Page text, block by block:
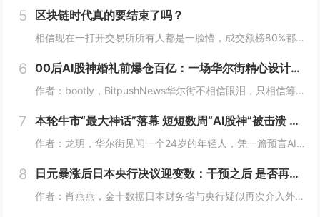
5 区块链时代真的要结束了吗？
相信现在一打开交易所所有人都是一脸懵，成交额榜80%都是美股，前十里就剩个BTC ETH SOL ，涨幅榜直接没了币的身影，清一色美股。这以前可都是山寨币的位置啊! 现在越来越多变成了股票，AI、机器人、航天这些热门股，涨起来一点也不比山...
6 00后AI股神婚礼前爆仓百亿：一场华尔街精心设计的「猎杀」？
作者：bootly，BitpushNews华尔街不相信眼泪，只相信筹码。2026年7月的最后一周，一个00后年轻人用百亿美金的代价，再次验证了这个道理。故事的主角叫Leopold Aschenbrenner。如果你关注AI圈，可能听过这个名...
7 本轮牛市“最大神话”落幕 短短数周“AI股神”被击溃 Citatdel出手收购全部仓位
作者：龙玥，华尔街见闻一个24岁的年轻人，凭一篇预言AI改变世界的长文，在华尔街募到450亿美元，今年上半年爆赚439%。然而，在近期AI板块大跌的这一个月里，他把两年积累的神话，一口气输了个精光。7月30日，华尔街流出一条消息：一家只有8...
8 日元暴涨后日本央行决议迎变数：干预之后 是否再度加息？
作者：肖燕燕，金十数据日本财务省与央行疑似再次介入外汇市场后，周四日元出现逾两年来最大单日涨幅。日本《日经新闻》报道称，日本政府和日本央行可能采取了汇市干预措施，以遏制日元持续疲软的走势。美国财长贝森特表示，“日本可能在（美东时间）周四早些...